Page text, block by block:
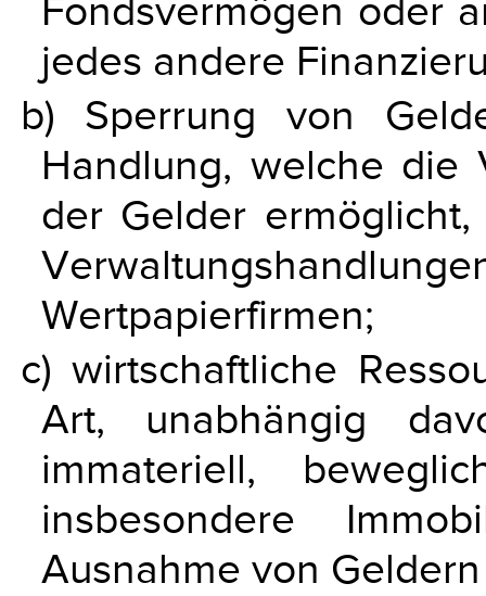
Fondsvermögen oder
jedes andere
b) Sperrung von
Handlung, welche die
der Gelder
Wertpapierfirmen;
c) wirtschaftliche
Art, unabhängig
immateriell,
insbesondere
Ausnahme von